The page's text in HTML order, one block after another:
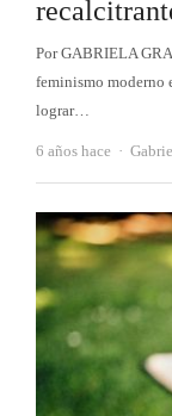
Por GABRIELA
feminismo moderno
lograr…
6 años hace Autor